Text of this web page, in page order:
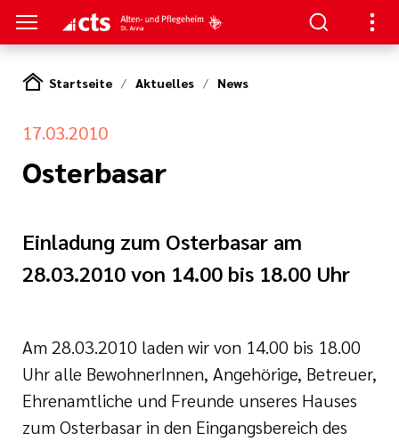
Arbeit
Startseite Aktuelles News
17.03.2010
Osterbasar
Einladung zum Osterbasar am
28.03.2010 von 14.00 bis 18.00 Uhr
Am 28.03.2010 laden wir von 14.00 bis 18.00
Uhr alle BewohnerInnen, Angehörige, Betreuer,
Ehrenamtliche und Freunde unseres Hauses
zum Osterbasar in den Eingangsbereich des